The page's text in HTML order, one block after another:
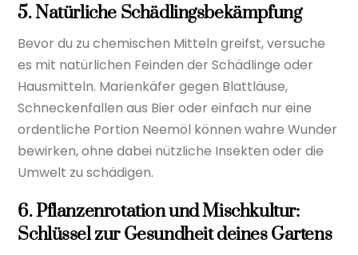
5. Natürliche Schädlingsbekämpfung
Bevor du zu chemischen Mitteln greifst, versuche
es mit natürlichen Feinden der Schädlinge oder
Hausmitteln. Marienkäfer gegen Blattläuse,
Schneckenfallen aus Bier oder einfach nur eine
ordentliche Portion Neemöl können wahre Wunder
bewirken, ohne dabei nützliche Insekten oder die
Umwelt zu schädigen.
6. Pflanzenrotation und Mischkultur:
Schlüssel zur Gesundheit deines Gartens